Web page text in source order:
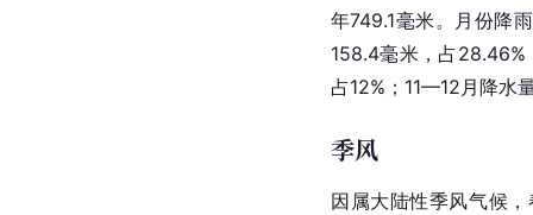
年749.1毫米。月份降
158.4毫米，占
占12%；11—12月降水
季风
因属大陆性季风气候